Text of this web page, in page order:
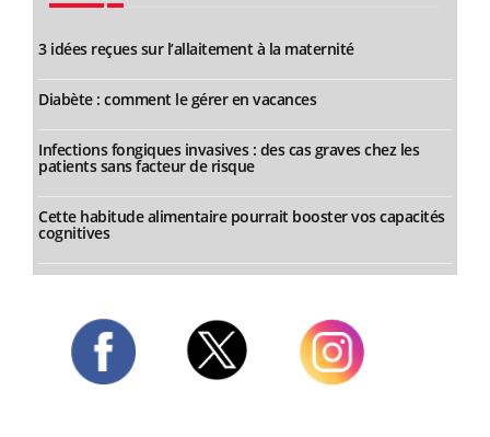
3 idées reçues sur l’allaitement à la maternité
Diabète : comment le gérer en vacances
Infections fongiques invasives : des cas graves chez les
patients sans facteur de risque
Cette habitude alimentaire pourrait booster vos capacités
cognitives